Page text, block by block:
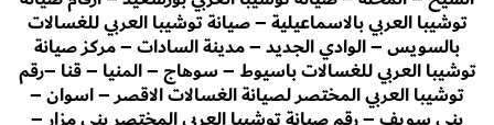
توشيبا العربي بالاسماعيلية – صيانة توشيبا العربي للغسالات
بالسويس – الوادي الجديد – مدينة السادات – مركز صيانة
توشيبا العربي للغسالات باسيوط – سوهاج – المنيا – قنا –رقم
توشيبا العربي المختصر لصيانة الغسالات الاقصر – اسوان –